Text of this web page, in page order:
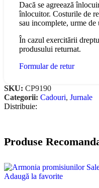
Dacă se agreează
înlocuitor. Costurile de
sau incomplete, urme
În cazul exercitării
produsului returnat.
Formular de retur
SKU: CP9190
Categorii: Cadouri, Jurnale
Distribuie:
Produse
Adaugă la favorite